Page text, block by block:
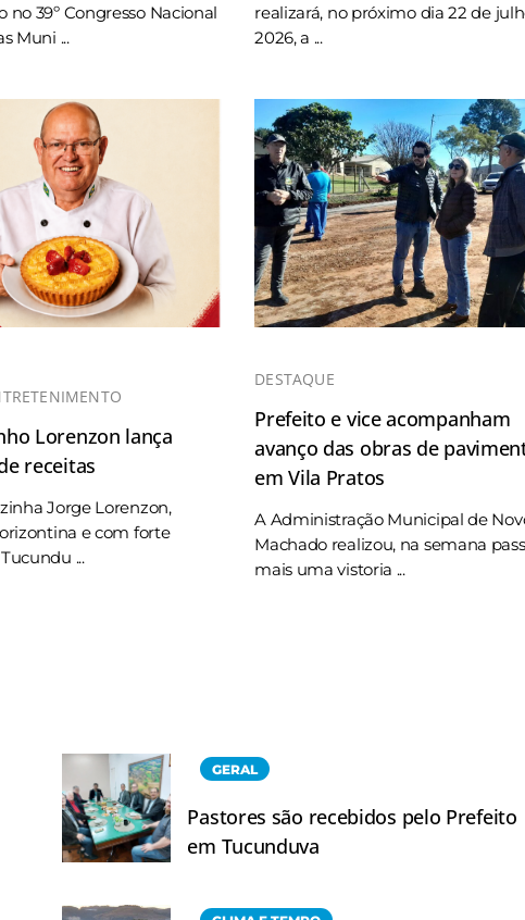
no 39º Congresso Nacional
Muni ...
realizará, no próximo dia 22 de
2026, a ...
Lorenzon lança
receitas
Jorge Lorenzon,
e com forte
...
DESTAQUE
Prefeito e vice acompanham
avanço das obras de
em Vila Pratos
A Administração Municipal de
Machado realizou, na semana
mais uma vistoria ...
GERAL
Pastores são recebidos pelo Prefeito
em Tucunduva